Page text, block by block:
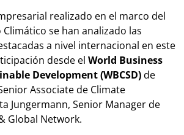
realizado en el marco del
se han analizado las
a nivel internacional en este
desde el World Business
Development (WBCSD)de
Associate de Climate
Jungermann, Senior Manager de
Global Network.